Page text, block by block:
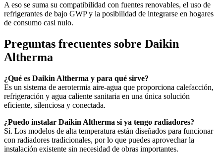
A eso se suma su compatibilidad con fuentes renovables, el uso de
refrigerantes de bajo GWP y la posibilidad de integrarse en hogares
de consumo casi nulo.
Preguntas frecuentes sobre Daikin
Altherma
¿Qué es Daikin Altherma y para qué sirve?
Es un sistema de aerotermia aire-agua que proporciona calefacción,
refrigeración y agua caliente sanitaria en una única solución
eficiente, silenciosa y conectada.
¿Puedo instalar Daikin Altherma si ya tengo radiadores?
Sí. Los modelos de alta temperatura están diseñados para funcionar
con radiadores tradicionales, por lo que puedes aprovechar la
instalación existente sin necesidad de obras importantes.